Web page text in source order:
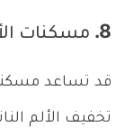
8. مسكنات الألم
قد تساعد
تخفيف الألم